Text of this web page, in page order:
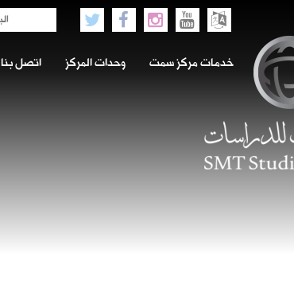
خدمات مركز سمت وحدات المركز اتصل بنا